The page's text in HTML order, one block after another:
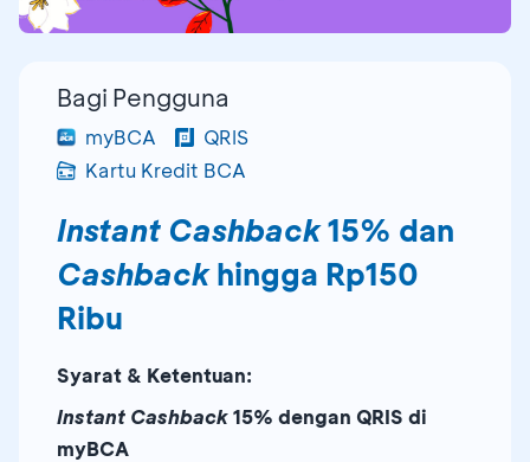
Bagi Pengguna
myBCA
QRIS
Kartu Kredit BCA
Instant Cashback15% dan
Cashbackhingga Rp150
Ribu
Syarat & Ketentuan:
Instant Cashback15% dengan QRIS di
myBCA